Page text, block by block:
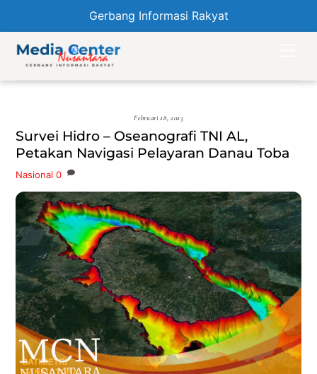
Gerbang Informasi Rakyat
content
Februari 28, 2023
Survei Hidro – Oseanografi TNI AL,
Petakan Navigasi Pelayaran Danau Toba
Nasional 0